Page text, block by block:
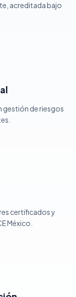
acreditada bajo
gestión de riesgos
certificados y
México.